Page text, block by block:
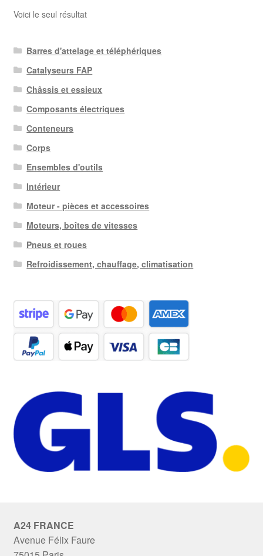
Voici le seul résultat
Barres d'attelage et téléphériques
Catalyseurs FAP
Châssis et essieux
Composants électriques
Conteneurs
Corps
Ensembles d'outils
Intérieur
Moteur - pièces et accessoires
Moteurs, boîtes de vitesses
Pneus et roues
Refroidissement, chauffage, climatisation
A24 FRANCE
Avenue Félix Faure